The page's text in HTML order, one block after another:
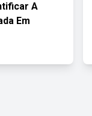
A
Em